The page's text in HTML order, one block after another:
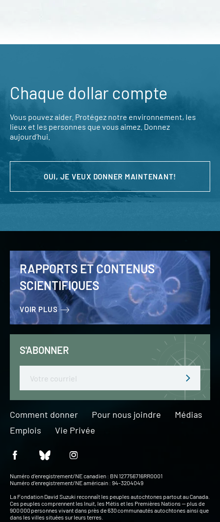
Chaque dollar compte
Vous pouvez aider. Protégez notre environnement, les
lieux et les personnes que vous aimez. Donnez
aujourd’hui.
OUI, JE VEUX DONNER MAINTENANT!
RAPPORTS ET CONTENUS
SCIENTIFIQUES
VOIR PLUS
S'ABONNER
Comment donner Pour nous joindre
Médias
Emplois
Vie Privée
Numéro d’enregistrement/NE canadien : BN 127756716RR0001
Numéro d’enregistrement/NE américain : 94-3204049
La Fondation David Suzuki reconnaît les peuples autochtones partout au Canada.
Ces peuples comprennent les Inuit, les Métis et les Premières Nations — plus de
900 000 personnes vivant dans près de 630 communautés autochtones ainsi que
dans les villes situées sur leurs terres.